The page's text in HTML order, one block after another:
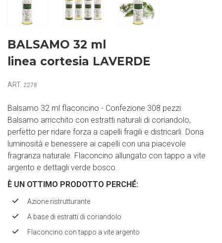
BALSAMO 32 ml
linea cortesia LAVERDE
ART. 2278
Balsamo 32 ml flaconcino - Confezione 308 pezzi.
Balsamo arricchito con estratti naturali di coriandolo,
perfetto per ridare forza a capelli fragili e districarli. Dona
luminosità e benessere ai capelli con una piacevole
fragranza naturale. Flaconcino allungato con tappo a vite
argento e dettagli verde bosco.
È UN OTTIMO PRODOTTO PERCHÉ:
Azione ristrutturante
A base di estratti di coriandolo
Flaconcino con tappo a vite argento